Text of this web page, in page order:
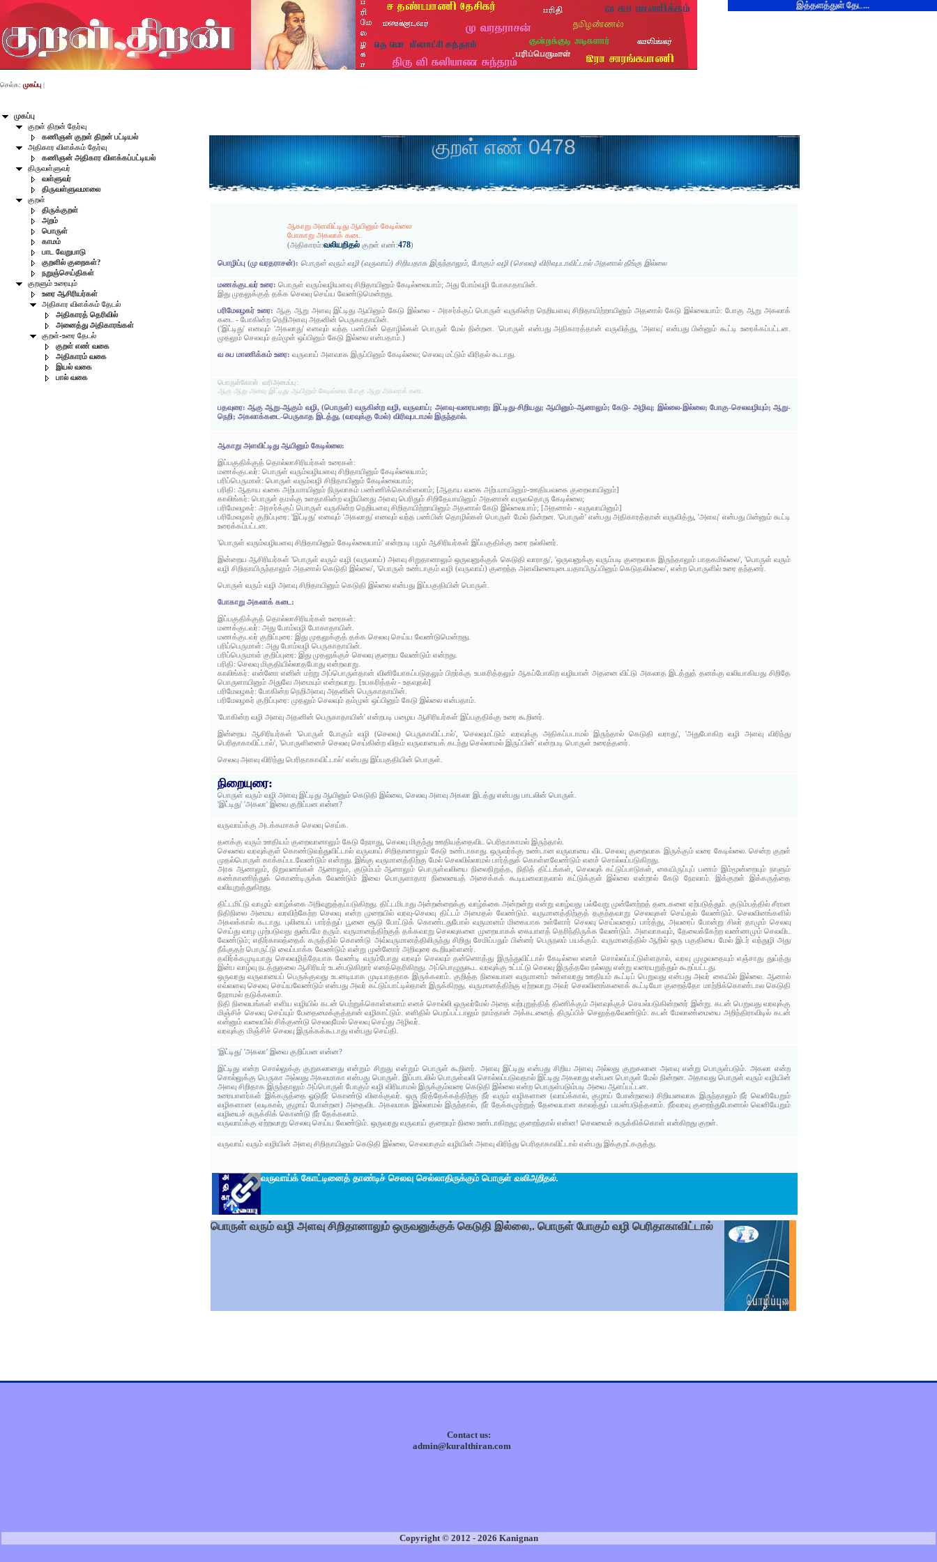
இத்தளத்துள் தேட...
முகப்பு
குறள் திறன் தேர்வு
கணிஞன் குறள் திறன் பட்டியல்
அதிகார விளக்கம் தேர்வு
கணிஞன் அதிகார விளக்கப்பட்டியல்
திருவள்ளுவர்
வள்ளுவர்
திருவள்ளுவமாலை
குறள்
திருக்குறள்
அறம்
பொருள்
காமம்
பாட வேறுபாடு
குறளில் குறைகள்?
நறுஞ்செய்திகள்
குறளும் உரையும்
உரை ஆசிரியர்கள்
அதிகார விளக்கம் தேடல்
அதிகாரத் தெரிவில்
அனைத்து அதிகாரங்கள்
குறள்-உரை தேடல்
குறள் எண் வகை
அதிகாரம் வகை
இயல் வகை
பால் வகை
செல்க: முகப்பு |
குறள் எண் 0478
ஆகாறு அளவிட்டிது ஆயினும் கேடில்லை
போகாறு அகலாக் கடை
(அதிகாரம்:வலியறிதல் குறள் எண்:478)
பொழிப்பு (மு வரதராசன்): பொருள் வரும் வழி (வருவாய்) சிறியதாக இருந்தாலும், போகும் வழி (செலவு) விரிவுபடாவிட்டால் அதனால் தீங்கு இல்லை
மணக்குடவர் உரை:பொருள் வரும்வழியளவு சிறிதாயினும் கேடில்லையாம்; அது போம்வழி போகாதாயின்.
இது முதலுக்குத் தக்க செலவு செய்ய வேண்டுமென்றது.
பரிமேலழகர் உரை: ஆகு ஆறு அளவு இட்டிது ஆயினும் கேடு இல்லை - அரசர்க்குப் பொருள் வருகின்ற நெறியளவு சிறிதாயிற்றாயினும் அதனால் கேடு இல்லையாம்: போகு ஆறு அகலாக்
கடை - போகின்ற நெறிஅளவு அதனின் பெருகாதாயின்.
('இட்டிது' எனவும் 'அகலாது' எனவும் வந்த பண்பின் தொழில்கள் பொருள் மேல் நின்றன. 'பொருள் என்பது அதிகாரத்தான் வருவித்து, 'அளவு' என்பது பின்னும் கூட்டி உரைக்கப்பட்டன.
முதலும் செலவும் தம்முள் ஒப்பினும் கேடு இல்லை என்பதாம்.)
வ சுப மாணிக்கம் உரை:வருவாய் அளவாக இருப்பினும் கேடில்லை; செலவு மட்டும் விரிதல் கூடாது.
பொருள்கோள் வரிஅமைப்பு:
ஆகு ஆறு அளவு இட்டிது ஆயினும் கேடில்லை.போகு ஆறு அகலாக் கடை
பதவுரை: ஆகு ஆறு-ஆகும் வழி, (பொருள்) வருகின்ற வழி, வருவாய்; அளவு-வரையறை; இட்டிது-சிறியது; ஆயினும்-ஆனாலும்; கேடு- அழிவு; இல்லை-இல்லை; போகு-செலவழியும்; ஆறு-
நெறி; அகலாக்கடை-பெருகாத இடத்து, (வரவுக்கு மேல்) விரிவுபடாமல் இருந்தால்.
ஆகாறு அளவிட்டிது ஆயினும் கேடில்லை:
இப்பகுதிக்குத் தொல்லாசிரியர்கள் உரைகள்:
மணக்குடவர்: பொருள் வரும்வழியளவு சிறிதாயினும் கேடில்லையாம்;
பரிப்பெருமாள்: பொருள் வரும்வழி சிறிதாயினும் கேடில்லையாம்;
பரிதி: ஆதாய வகை அற்பமாயினும் நிருவாகம் பண்ணிக்கொள்ளலாம்; [ஆதாய வகை அற்பமாயினும்-ஊதியவகை குறைவாயினும்]
காலிங்கர்: பொருள் தமக்கு உளதாகின்ற வழியினது அளவு பெரிதும் சிறிதேயாயினும் அதனான் வருவதொரு கேடில்லை;
பரிமேலழகர்: அரசர்க்குப் பொருள் வருகின்ற நெறியளவு சிறிதாயிற்றாயினும் அதனால் கேடு இல்லையாம்; [அதனால் - வருவாயினும்]
பரிமேலழகர் குறிப்புரை: 'இட்டிது' எனவும் 'அகலாது' எனவும் வந்த பண்பின் தொழில்கள் பொருள் மேல் நின்றன. 'பொருள்' என்பது அதிகாரத்தான் வருவித்து, 'அளவு' என்பது பின்னும் கூட்டி
உரைக்கப்பட்டன.
'பொருள் வரும்வழியளவு சிறிதாயினும் கேடில்லையாம்' என்றபடி பழம் ஆசிரியர்கள் இப்பகுதிக்கு உரை நல்கினர்.
இன்றைய ஆசிரியர்கள் 'பொருள் வரும் வழி (வருவாய்) அளவு சிறுதானாலும் ஒருவனுக்குக் கெடுதி வாராது', 'ஒருவனுக்கு வரும்படி குறைவாக இருந்தாலும் பாதகமில்லை', 'பொருள் வரும்
வழி சிறிதாயிருந்தாலும் அதனால் கெடுதி இல்லை', 'பொருள் உண்டாகும் வழி (வருவாய்) குறைந்த அளவினையுடையதாயிருப்பினும் கெடுதலில்லை', என்ற பொருளில் உரை தந்தனர்.
பொருள் வரும் வழி அளவு சிறிதாயினும் கெடுதி இல்லை என்பது இப்பகுதியின் பொருள்.
போகாறு அகலாக் கடை:
இப்பகுதிக்குத் தொல்லாசிரியர்கள் உரைகள்:
மணக்குடவர்: அது போம்வழி போகாதாயின்.
மணக்குடவர் குறிப்புரை: இது முதலுக்குத் தக்க செலவு செய்ய வேண்டுமென்றது.
பரிப்பெருமாள்: அது போம்வழி பெருகாதாயின்.
பரிப்பெருமாள் குறிப்புரை: இது முதலுக்குச் செலவு குறைய வேண்டும் என்றது.
பரிதி: செலவு மிகுதியில்லாதபோது என்றவாறு.
காலிங்கர்: என்னோ எனின் மற்று அப்பொருள்தான் வினியோகப்படுதலும் பிறர்க்கு உபகரித்தலும் ஆகப்போகிற வழியான் அதனை விட்டு அகலாத இடத்துத் தனக்கு வலியாகியது சிறிதே
பொருளாயினும் அதுவே அமையும் என்றவாறு. [உபகரித்தல் - உதவுதல்]
பரிமேலழகர்: போகின்ற நெறிஅளவு அதனின் பெருகாதாயின்.
பரிமேலழகர் குறிப்புரை: முதலும் செலவும் தம்முள் ஒப்பினும் கேடு இல்லை என்பதாம்.
'போகின்ற வழி அளவு அதனின் பெருகாதாயின்' என்றபடி பழைய ஆசிரியர்கள் இப்பகுதிக்கு உரை கூறினர்.
இன்றைய ஆசிரியர்கள் 'பொருள் போகும் வழி (செலவு) பெருகாவிட்டால்', 'செலவுமட்டும் வரவுக்கு அதிகப்படாமல் இருந்தால் கெடுதி வராது', 'அதுபோகிற வழி அளவு விரிந்து
பெரிதாகாவிட்டால்', 'பொருளினைச் செலவு செய்கின்ற விதம் வருவாயைக் கடந்து செல்லாமல் இருப்பின்' என்றபடி பொருள் உரைத்தனர்.
செலவு அளவு விரிந்து பெரிதாகாவிட்டால்' என்பது இப்பகுதியின் பொருள்.
நிறையுரை:
பொருள் வரும் வழி அளவு இட்டிது ஆயினும் கெடுதி இல்லை, செலவு அளவு அகலா இடத்து என்பது பாடலின் பொருள்.
'இட்டிது' 'அகலா' இவை குறிப்பன என்ன?
வருவாய்க்கு அடக்கமாகச் செலவு செய்க.
தனக்கு வரும் ஊதியம் குறைவானாலும் கேடு நேராது, செலவு மிகுந்து ஊதியத்தைவிட பெரிதாகாமல் இருந்தால்.
செலவை வரவுக்குள் கொண்டுவந்துவிட்டால் வருவாய் சிறிதானாலும் கேடு உண்டாகாது. ஒருவர்க்கு உண்டான வருவாயை விட செலவு குறைவாக இருக்கும் வரை கேடில்லை. சென்ற குறள்
முதல்பொருள் காக்கப்படவேண்டும் என்றது. இங்கு வருமானத்திற்கு மேல் செலவில்லாமல் பார்த்துக் கொள்ளவேண்டும் எனச் சொல்லப்படுகிறது.
அரசு ஆனாலும், நிறுவனங்கள் ஆனாலும், குடும்பம் ஆனாலும் பொருள்வலியை நிலைநிறுத்த, நிதித் திட்டங்கள், செலவுக் கட்டுப்பாடுகள், கையிருப்புப் பணம் இம்மூன்றையும் நாளும்
கண்காணித்துக் கொண்டிருக்க வேண்டும் இவை பொருளாதார நிலையைத் அசைக்கக் கூடியனவாதலால் கட்டுக்குள் இல்லை என்றால் கேடு நேரலாம். இக்குறள் இக்கருத்தை
வலியுறுத்துகிறது.
திட்டமிட்டு வாழும் வாழ்க்கை அறிவுறுத்தப்படுகிறது. திட்டமிடாது அன்றன்றைக்கு வாழ்க்கை அன்றன்று என்று வாழ்வது பல்வேறு முன்னேற்றத் தடைகளை ஏற்படுத்தும். குடும்பத்தில் சீரான
நிதிநிலை அமைய வரவிற்கேற்ற செலவு என்ற முறையில் வரவு-செலவு திட்டம் அமைதல் வேண்டும். வருமானத்திற்குத் தகுந்தவாறு செலவுகள் செய்தல் வேண்டும். செலவினங்களில்
அகலக்கால் கூடாது. புலியைப் பார்த்துப் பூனை சூடு போட்டுக் கொண்டதுபோல் வருமானம் மிகையாக உள்ளோர் செலவு செய்வதைப் பார்த்து, அவரைப் போன்று சிலர் தாமும் செலவு
செய்து வாழ முற்படுவது துன்பமே தரும். வருமானத்திற்குத் தக்கவாறு செலவுகளை முறையாகக் கையாளத் தெரிந்திருக்க வேண்டும். அளவாகவும், தேவைக்கேற்ற வண்ணமும் செலவிட
வேண்டும்; எதிர்காலத்தைக் கருத்தில் கொண்டு அவ்வருமானத்திலிருந்து சிறிது சேமிப்பதும் பின்னர் பெருநலம் பயக்கும். வருமானத்தில் ஆறில் ஒரு பகுதியை மேல் இடர் வந்துழி அது
நீக்குதற் பொருட்டு வைப்பாக்க வேண்டும் என்று முன்னோர் அறிவுரை கூறியுள்ளனர்.
தவிர்க்கமுடியாது செலவழித்தேயாக வேண்டி வரும்போது வரவும் செலவும் தன்னொத்து இருந்துவிட்டால் கேடில்லை எனச் சொல்லப்பட்டுள்ளதால், வரவு முழுவதையும் எஞ்சாது துய்த்து
இன்ப வாழ்வு நடத்துதலை ஆசிரியர் உடன்படுகிறார் எனத்தெரிகிறது. அப்பொழுதுகூட வரவுக்கு உட்பட்டு செலவு இருத்தலே நல்லது என்று வரையறுத்தும் கூறப்பட்டது.
ஒருவரது வருவாயைப் பெருக்குவது உடனடியாக முடியாததாக இருக்கலாம். குறித்த நிலையான வருமானம் உள்ளவரது ஊதியம் கூட்டிப் பெறுவது என்பது அவர் கையில் இல்லை. ஆனால்
எவ்வளவு செலவு செய்யவேண்டும் என்பது அவர் கட்டுப்பாட்டில்தான் இருக்கிறது. வருமானத்திற்கு ஏற்றவாறு அவர் செலவினங்களைக் கூட்டியோ குறைத்தோ மாற்றிக்கொண்டால கெடுதி
நேராமல் தடுக்கலாம்.
நிதி நிலையங்கள் எளிய வழியில் கடன் பெற்றுக்கொள்ளலாம் எனச் சொல்லி ஒருவர்மேல் அதை வற்புறுத்தித் திணிக்கும் அளவுக்குச் செயல்படுகின்றனர் இன்று. கடன் பெறுவது வரவுக்கு
மிஞ்சிச் செலவு செய்யும் பேதைமைக்குத்தான் வழிகாட்டும். எளிதில் பெறப்பட்டாலும் நாம்தான் அக்கடனைத் திருப்பிச் செலுத்தவேண்டும். கடன் மேலாண்மையை அறிந்திராவிடில் கடன்
என்னும் வலையில் சிக்குண்டு செலவுமேல் செலவு செய்து அழிவர்.
வரவுக்கு மிஞ்சிச் செலவு இருக்கக்கூடாது என்பது செய்தி.
'இட்டிது' 'அகலா' இவை குறிப்பன என்ன?
இட்டிது என்ற சொல்லுக்கு குறுகலானது என்றும் சிறுது என்றும் பொருள் கூறினர். அளவு இட்டிது என்பது சிறிய அளவு அல்லது குறுகலான அளவு என்று பொருள்படும். அகலா என்ற
சொல்லுக்கு பெருகா அல்லது அகலமாகா என்பது பொருள். இப்பாடலில் பொருள்வலி சொல்லப்படுவதால் இட்டிது அகலாது என்பன பொருள் மேல் நின்றன. அதாவது பொருள் வரும் வழியின்
அளவு சிறிதாக இருந்தாலும் அப்பொருள் போகும் வழி விரியாமல் இருக்கும்வரை கெடுதி இல்லை என்ற பொருள்படும்படி அவை ஆளப்பட்டன.
உரையாளர்கள் இக்கருத்தை ஓடுநீர் கொண்டு விளக்குவர். ஒரு நீர்த்தேக்கத்திற்கு நீர் வரும் வழிகளான (வாய்க்கால், குழாய் போன்றவை) சிறியனவாக இருந்தாலும் நீர் வெளியேறும்
வழிகளான (வடிகால், குழாய் போன்றன) அதைவிட அகலமாக இல்லாமல் இருந்தால், நீர் தேக்கமுற்றுத் தேவையான காலத்துப் பயன்படுத்தலாம். நீர்வரவு குறைந்துபோனால் வெளியேறும்
வழியைச் சுருக்கிக் கொண்டு நீர் தேக்கலாம்.
வருவாய்க்கு ஏற்றவாறு செலவு செய்ய வேண்டும். ஒருவரது வருவாய் குறையும் நிலை உண்டாகிறது; குறைந்தால் என்ன! செலவைச் சுருக்கிக்கொள் என்கிறது குறள்.
வருவாய் வரும் வழியின் அளவு சிறிதாயினும் கெடுதி இல்லை, செலவாகும் வழியின் அளவு விரிந்து பெரிதாகாவிட்டால் என்பது இக்குறட்கருத்து.
வருவாய்க் கோட்டினைத் தாண்டிச் செலவு செல்லாதிருக்கும் பொருள் வலிஅறிதல்.
பொருள் வரும் வழி அளவு சிறிதானாலும் ஒருவனுக்குக் கெடுதி இல்லை,. பொருள் போகும் வழி பெரிதாகாவிட்டால்
Contact us:
admin@kuralthiran.com
Copyright © 2012 - 2026 Kanignan